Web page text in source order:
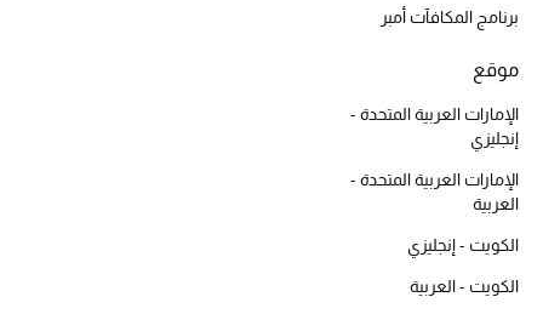
الحقائب النسائية
دليل ملتزمات الحقائب
حقائب رجالية
حقائب الأطفال
أبرز المصممين
برنامج المكافآت أمبر
موقع
الإمارات العربية المتحدة -
إنجليزي
الإمارات العربية المتحدة -
العربية
الكويت - إنجليزي
الكويت - العربية